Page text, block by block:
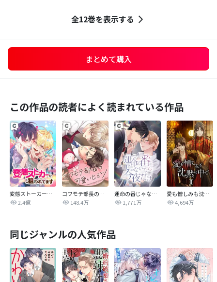
全12巻を表示する
まとめて購入
この作品の読者によく読まれている作品
変態ストーカーに狙われてます
2.4億
コワモテ部長の可愛いヒミツ
148.4万
運命の番じゃないなら今夜だけ
1,771万
愛も憎しみも沈黙の中で
4,694万
同じジャンルの人気作品